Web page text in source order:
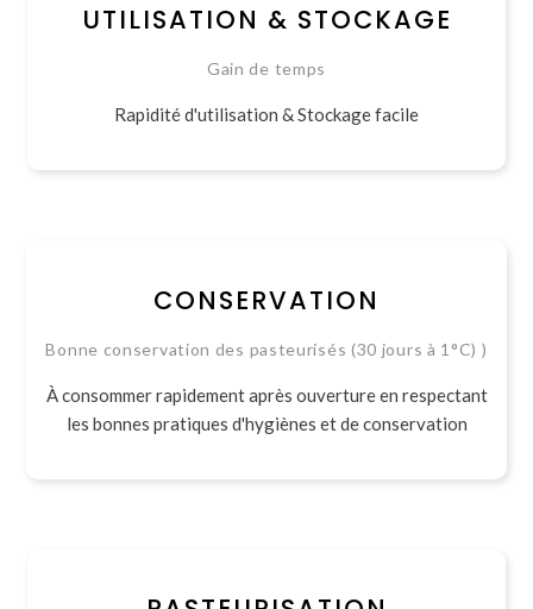
UTILISATION & STOCKAGE
Gain de temps
Rapidité d'utilisation & Stockage facile
CONSERVATION
Bonne conservation des pasteurisés (30 jours à 1°C) )
À consommer rapidement après ouverture en respectant
les bonnes pratiques d'hygiènes et de conservation